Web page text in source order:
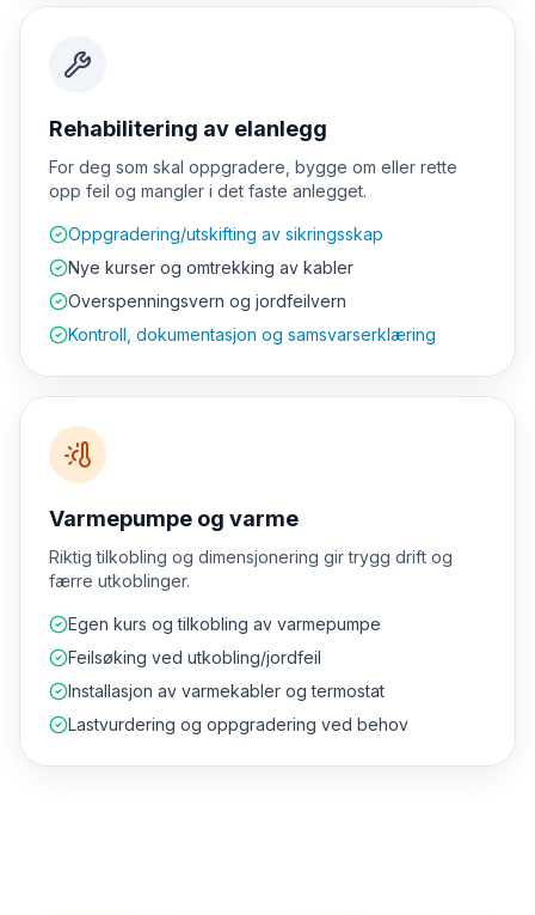
Rehabilitering av elanlegg
For deg som skal oppgradere, bygge om eller rette
opp feil og mangler i det faste anlegget.
Oppgradering/utskifting av sikringsskap
Nye kurser og omtrekking av kabler
Overspenningsvern og jordfeilvern
Kontroll, dokumentasjon og samsvarserklæring
Varmepumpe og varme
Riktig tilkobling og dimensjonering gir trygg drift og
færre utkoblinger.
Egen kurs og tilkobling av varmepumpe
Feilsøking ved utkobling/jordfeil
Installasjon av varmekabler og termostat
Lastvurdering og oppgradering ved behov